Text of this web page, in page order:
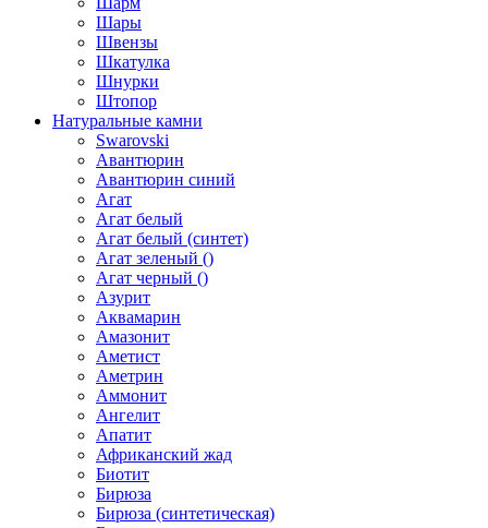
Шары
Швензы
Шкатулка
Шнурки
Штопор
Натуральные камни
Swarovski
Авантюрин
Авантюрин синий
Агат
Агат белый
Агат белый (синтет)
Агат зеленый ()
Агат черный ()
Азурит
Аквамарин
Амазонит
Аметист
Аметрин
Аммонит
Ангелит
Апатит
Африканский жад
Биотит
Бирюза
Бирюза (синтетическая)